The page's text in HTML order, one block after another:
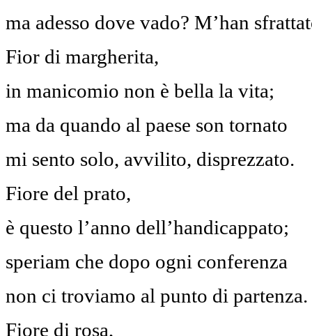
ma adesso dove vado? M’han
Fior di margherita,
in manicomio non è bella la vita;
ma da quando al paese son tornato
mi sento solo, avvilito, disprezzato.
Fiore del prato,
è questo l’anno dell’handicappato;
speriam che dopo ogni conferenza
non ci troviamo al punto di partenza.
Fiore di rosa,